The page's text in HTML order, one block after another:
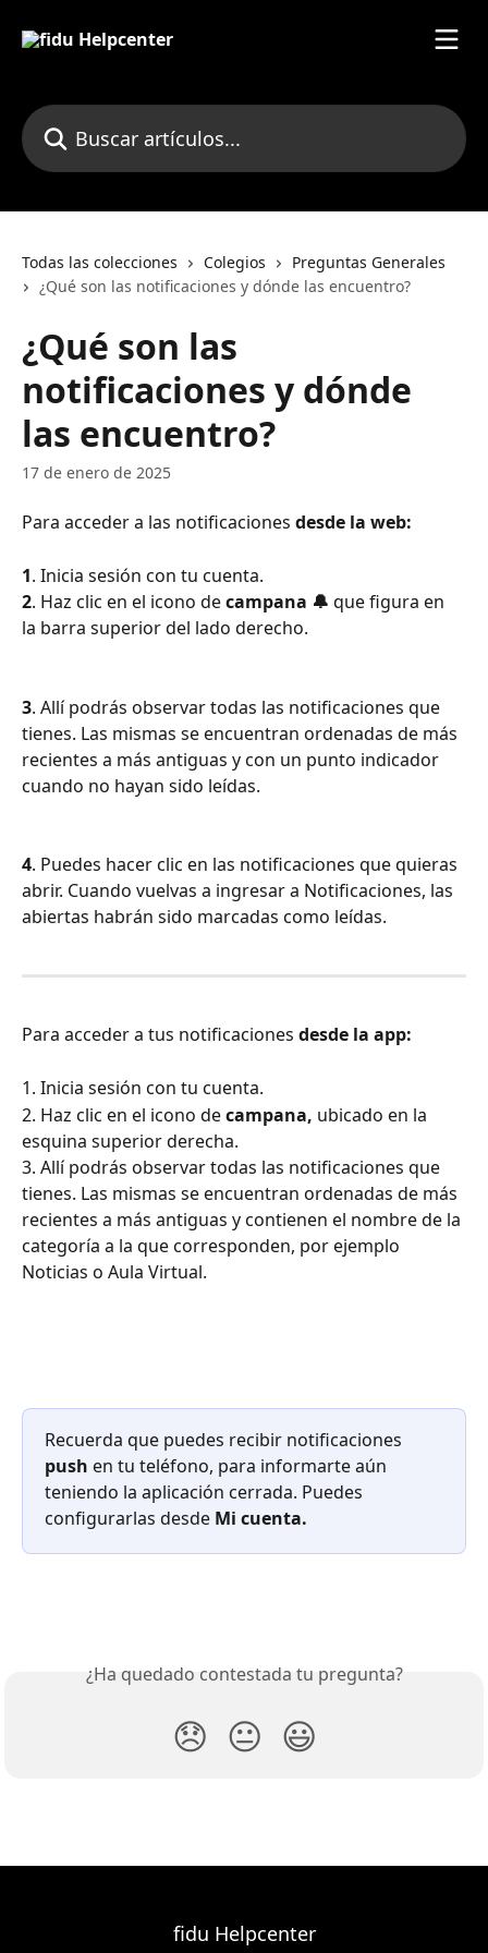
Buscar artículos...
Todas las colecciones Colegios
Preguntas Generales
¿Qué son las notificaciones y dónde las encuentro?
¿Qué son las
notificaciones y dónde
las encuentro?
17 de enero de 2025
Para acceder a las notificaciones desde la web:
1. Inicia sesión con tu cuenta.
2. Haz clic en el icono de campana 🔔 que figura en
la barra superior del lado derecho.
3. Allí podrás observar todas las notificaciones que
tienes. Las mismas se encuentran ordenadas de más
recientes a más antiguas y con un punto indicador
cuando no hayan sido leídas.
4. Puedes hacer clic en las notificaciones que quieras
abrir. Cuando vuelvas a ingresar a Notificaciones, las
abiertas habrán sido marcadas como leídas.
Para acceder a tus notificaciones desde la app:
1. Inicia sesión con tu cuenta.
2. Haz clic en el icono de campana, ubicado en la
esquina superior derecha.
3. Allí podrás observar todas las notificaciones que
tienes. Las mismas se encuentran ordenadas de más
recientes a más antiguas y contienen el nombre de la
categoría a la que corresponden, por ejemplo
Noticias o Aula Virtual.
Recuerda que puedes recibir notificaciones
push en tu teléfono, para informarte aún
teniendo la aplicación cerrada. Puedes
configurarlas desde Mi cuenta.
¿Ha quedado contestada tu pregunta?
😞 😐 😃
fidu Helpcenter